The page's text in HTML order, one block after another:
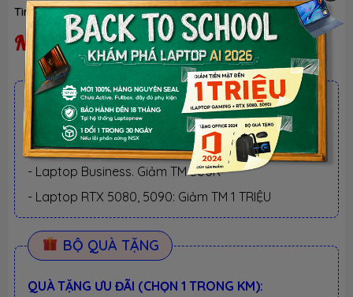
Tình trạng:Ngừng kinh doanh
Ngừng kinh doanh
ƯU ĐÃI TỐT NHẤT TRONG NĂM
BACK TO SCHOOL 2026.
Xem chi tiết
- Laptop văn phòng. Giảm TM 300K
- Laptop Business. Giảm TM 500K
- Laptop RTX 5080, 5090: Giảm TM 1 TRIỆU
BỘ QUÀ TẶNG
QUÀ TẶNG ƯU ĐÃI (CHỌN 1 TRONG KM):